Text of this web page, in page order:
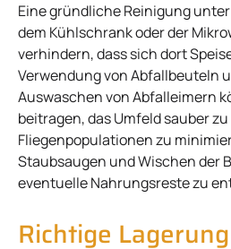
Eine gründliche Reinigung
dem Kühlschrank oder der
verhindern, dass sich dort
Verwendung von Abfallbeuteln
Auswaschen von Abfalleimern
beitragen, das Umfeld sauber
Fliegenpopulationen zu
Staubsaugen und Wischen der
eventuelle Nahrungsreste zu
Richtige